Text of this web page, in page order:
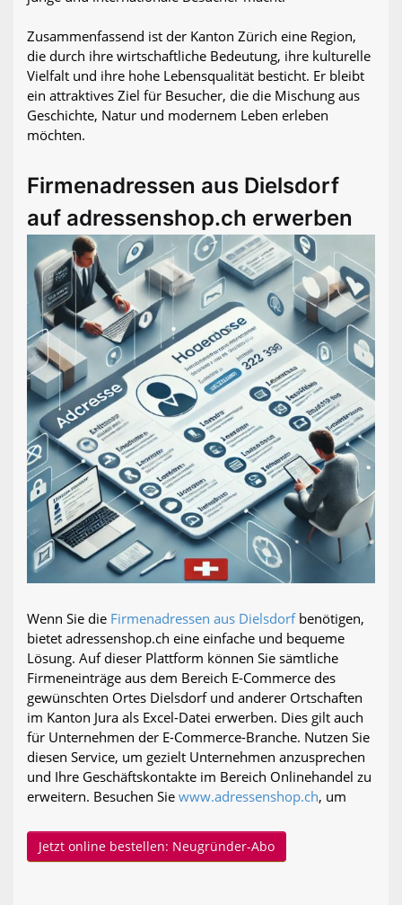
Zusammenfassend ist der Kanton Zürich eine Region,
die durch ihre wirtschaftliche Bedeutung, ihre kulturelle
Vielfalt und ihre hohe Lebensqualität besticht. Er bleibt
ein attraktives Ziel für Besucher, die die Mischung aus
Geschichte, Natur und modernem Leben erleben
möchten.
Firmenadressen aus Dielsdorf
auf adressenshop.ch erwerben
Wenn Sie die Firmenadressen aus Dielsdorfbenötigen,
bietet adressenshop.ch eine einfache und bequeme
Lösung. Auf dieser Plattform können Sie sämtliche
Firmeneinträge aus dem Bereich E-Commerce des
gewünschten Ortes Dielsdorf und anderer Ortschaften
im Kanton Jura als Excel-Datei erwerben. Dies gilt auch
für Unternehmen der E-Commerce-Branche. Nutzen Sie
diesen Service, um gezielt Unternehmen anzusprechen
und Ihre Geschäftskontakte im Bereich Onlinehandel zu
erweitern. Besuchen Sie www.adressenshop.ch, um
Jetzt online bestellen: Neugründer-Abo